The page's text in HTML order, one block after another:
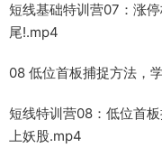
短线基础特训营07：涨
尾!.mp4
08 低位首板捕捉方法，
短线特训营08：低位首
上妖股.mp4